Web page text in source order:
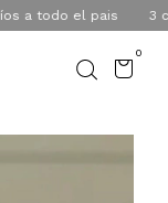
a todo el pais 3
0